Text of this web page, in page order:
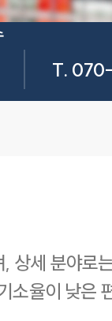
T.
상세 분야로
소율이 낮은